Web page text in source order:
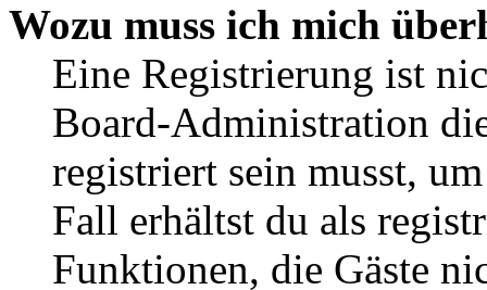
Wozu muss ich mich
Eine Registrierung ist
Board-Administration
registriert sein musst,
Fall erhältst du als
Funktionen, die Gäste